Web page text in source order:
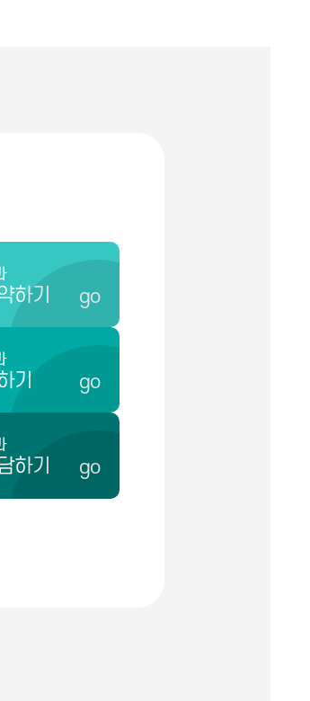
하기 go
기 go
하기 go